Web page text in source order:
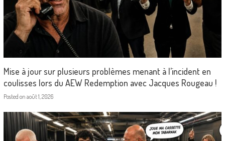
Mise à jour sur plusieurs problèmes menant à l’incident en
coulisses lors du AEW Redemption avec Jacques Rougeau !
Posted on août 1, 2026